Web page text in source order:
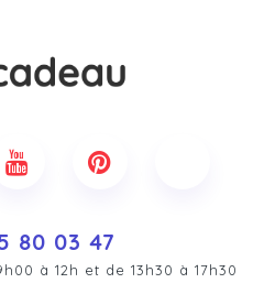
80 03 47
à 12h et de 13h30 à 17h30